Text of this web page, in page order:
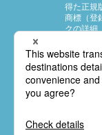
得た正規
商標（登
クの詳細